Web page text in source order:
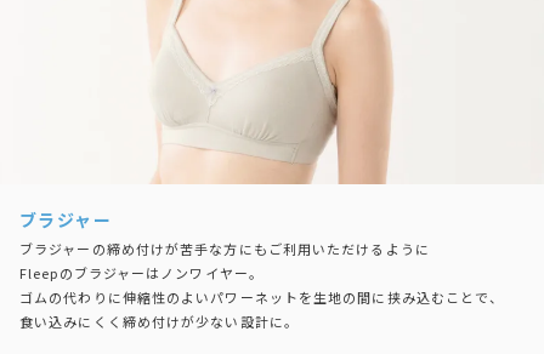
ブラジャー
ブラジャーの締め付けが苦手な方にもご利用いただけるように
Fleepのブラジャーはノンワイヤー。
ゴムの代わりに伸縮性のよいパワーネットを生地の間に挟み込むことで、
食い込みにくく締め付けが少ない設計に。